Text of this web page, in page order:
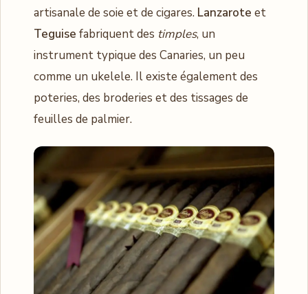
artisanale de soie et de cigares. Lanzarote et
Teguise fabriquent des timples, un
instrument typique des Canaries, un peu
comme un ukelele. Il existe également des
poteries, des broderies et des tissages de
feuilles de palmier.